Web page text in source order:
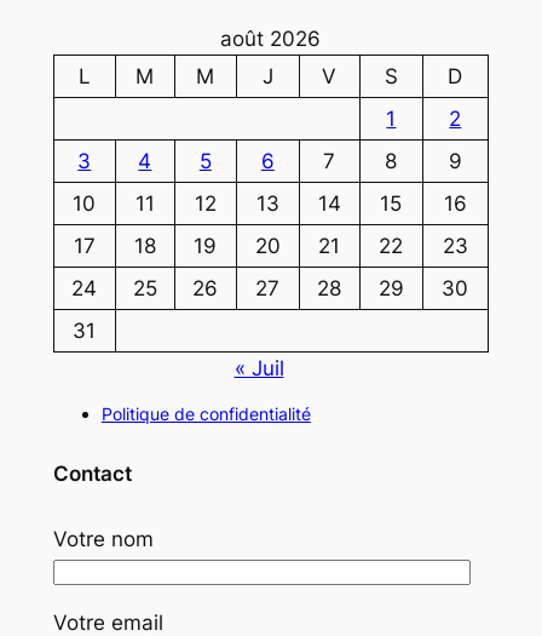
août 2026
L
M M J V S
D
1
2
3
4 5 6 7 8
9
10
11 12 13 14 15
16
17
18 19 20 21 22
23
24
25 26 27 28 29
30
31
« Juil
Politique de confidentialité
Contact
Votre nom
Votre email